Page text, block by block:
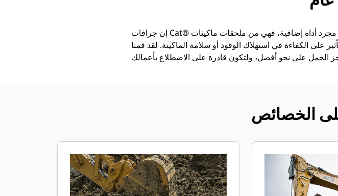
إن جرافات Cat®‎ أكثر من مجرد أداة إضافية، فهي من ملحقات ماكينات Cat. تتوازن كل جرافة من الجرافات بشكل مثالي مع
على الكفاءة في استهلاك الوقود أو سلامة الماكينة. لقد قمنا
الخصائص